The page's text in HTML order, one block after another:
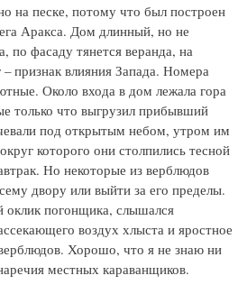
на песке, потому что был построен
Аракса. Дом длинный, но не
по фасаду тянется веранда, на
признак влияния Запада. Номера
Около входа в дом лежала гора
только что выгрузил прибывший
под открытым небом, утром им
которого они столпились тесной
Но некоторые из верблюдов
двору или выйти за его пределы.
оклик погонщика, слышался
воздух хлыста и яростное
Хорошо, что я не знаю ни
местных караванщиков.